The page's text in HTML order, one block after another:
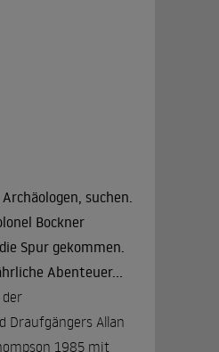
suchen.
Bockner
Spur gekommen.
Abenteuer...
Draufgängers Allan
1985 mit